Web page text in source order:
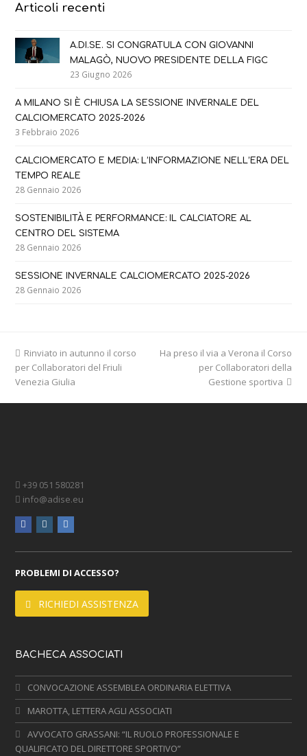
Articoli recenti
A.DI.SE. SI CONGRATULA CON GIOVANNI
MALAGÒ, NUOVO PRESIDENTE DELLA FIGC
23 Giugno 2026
A MILANO SI È CHIUSA LA SESSIONE INVERNALE DEL
CALCIOMERCATO 2025-2026
3 Febbraio 2026
CALCIOMERCATO E MEDIA: L’INFORMAZIONE NELL’ERA DEL
TEMPO REALE
28 Gennaio 2026
SOSTENIBILITÀ E PERFORMANCE: IL CALCIATORE AL
CENTRO DEL SISTEMA
28 Gennaio 2026
SESSIONE INVERNALE CALCIOMERCATO 2025-2026
28 Gennaio 2026
previous
post:
Rinviato in autunno il corso
per Collaboratori del Friuli
Venezia Giulia
next
Ha preso il via a Verona il Corso
per Collaboratori della
Gestione sportiva
+39 051 580281
info@adise.eu
facebookinstagram
PROBLEMI DI ACCESSO?
RICHIEDI ASSISTENZA
BACHECA ASSOCIATI
CONVOCAZIONE ASSEMBLEA ORDINARIA ELETTIVA
MAROTTA, LETTERA AGLI ASSOCIATI
AVVOCATO GRASSANI: “IL RUOLO PROFESSIONALE E
QUALIFICATO DEL DIRETTORE SPORTIVO”